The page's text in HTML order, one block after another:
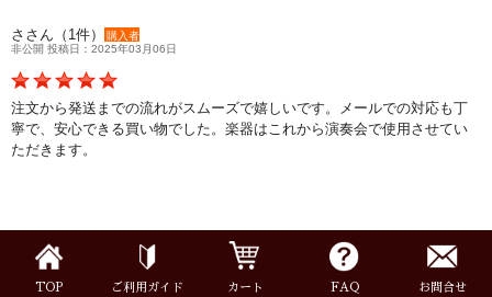
ささん（1件）
購入者
非公開 投稿日：2025年03月06日
注文から発送までの流れがスムーズで嬉しいです。メールでの対応も丁
寧で、安心できる買い物でした。楽器はこれから演奏会で使用させてい
ただきます。
TOP ご利用ガイド カート FAQ お問合せ
マウスピース＆ポーチ
リガチャー＆キャップ
ストラップ
楽器ケース＆ケースカバー